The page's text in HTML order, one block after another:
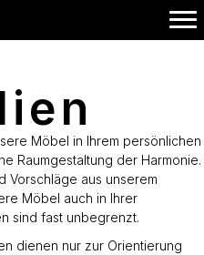
Möbel in Ihrem persönlichen
Raumgestaltung der Harmonie.
Vorschläge aus unserem
Möbel auch in Ihrer
sind fast unbegrenzt.
dienen nur zur Orientierung